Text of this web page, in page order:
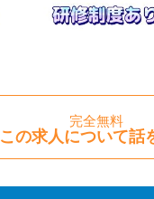
完全無料
この求人について話